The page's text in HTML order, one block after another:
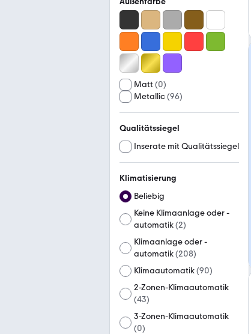
Matt (0)
Metallic(96)
Qualitätssiegel
Inserate mit Qualitätssiegel
Klimatisierung
Beliebig
Keine Klimaanlage oder -
automatik(2)
Klimaanlage oder -
automatik(208)
Klimaautomatik(90)
2-Zonen-Klimaautomatik
(43)
3-Zonen-Klimaautomatik
(0)